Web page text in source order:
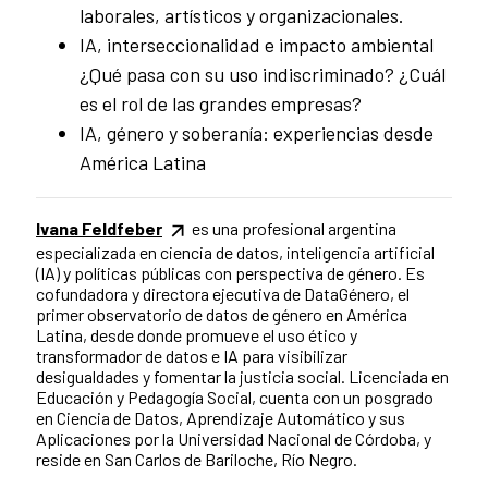
laborales, artísticos y organizacionales.
IA, interseccionalidad e impacto ambiental
¿Qué pasa con su uso indiscriminado? ¿Cuál
es el rol de las grandes empresas?
IA, género y soberanía: experiencias desde
América Latina
Ivana Feldfeber
es una profesional argentina
especializada en ciencia de datos, inteligencia artificial
(IA) y políticas públicas con perspectiva de género. Es
cofundadora y directora ejecutiva de DataGénero, el
primer observatorio de datos de género en América
Latina, desde donde promueve el uso ético y
transformador de datos e IA para visibilizar
desigualdades y fomentar la justicia social. Licenciada en
Educación y Pedagogía Social, cuenta con un posgrado
en Ciencia de Datos, Aprendizaje Automático y sus
Aplicaciones por la Universidad Nacional de Córdoba, y
reside en San Carlos de Bariloche, Río Negro.